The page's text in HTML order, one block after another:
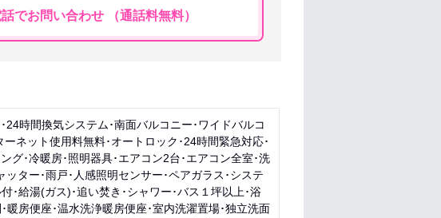
でお問い合わせ （通話料無料）
時間換気システム･南面バルコニー･ワイドバルコ
ネット使用料無料･オートロック･24時間緊急対応･
グ･冷暖房･照明器具･エアコン2台･エアコン全室･洗
ター･雨戸･人感照明センサー･ペアガラス･システ
･給湯(ガス)･追い焚き･シャワー･バス１坪以上･浴
房便座･温水洗浄暖房便座･室内洗濯置場･独立洗面